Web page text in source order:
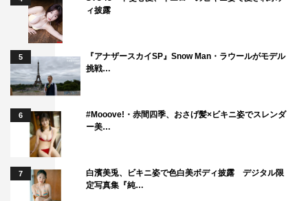
ィ披露
5
『アナザースカイSP』Snow Man・ラウールがモデル
挑戦…
6
#Mooove!・赤間四季、おさげ髪×ビキニ姿でスレンダ
ー美…
7
白濱美兎、ビキニ姿で色白美ボディ披露 デジタル限
定写真集『純…